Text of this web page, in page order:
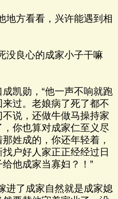
地方看看，兴许能遇到相
没良心的成家小子干嘛
凯勋，“他一声不响就跑
过。老娘病了死了都不
说，还做牛做马操持家
你也算对成家仁至义尽
姓成的，你还年轻着，
户好人家正正经经过日
他成家当寡妇？！”
进了成家自然就是成家媳